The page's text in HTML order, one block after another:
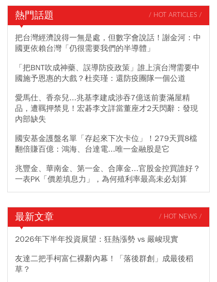
熱門話題 / HOT ARTICLES /
把台灣經濟說得一無是處，但數字會說話！謝金河：中
國更依賴台灣「仍很需要我們的半導體」
「把BNT吹成神藥、誤導防疫政策」誰上演台灣需要中
國施予恩惠的大戲？杜奕瑾：還防疫團隊一個公道
愛馬仕、香奈兒...兆基李建成涉吞7億送前妻滿屋精
品，遭羈押禁見！宏碁李文詳當董座才2天閃辭：發現
內部缺失
國安基金護盤名單「存起來下次卡位」！279天買8檔
翻倍賺百億：鴻海、台達電...唯一金融股是它
兆豐金、華南金、第一金、合庫金...官股金控買誰好？
一表PK「價差填息力」，為何殖利率最高未必划算
最新文章 / HOT NEWS /
2026年下半年投資展望：狂熱漲勢 vs 嚴峻現實
友達二把手柯富仁裸辭內幕！「落後群創」成最後稻
草？